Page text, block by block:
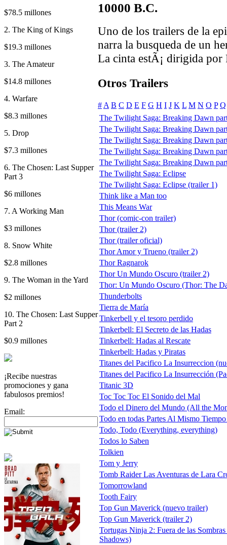
$78.5 millones
2. The King of Kings
$19.3 millones
3. The Amateur
$14.8 millones
4. Warfare
$8.3 millones
5. Drop
$7.3 millones
6. The Chosen: Last Supper
Part 3
$6 millones
7. A Working Man
$3 millones
8. Snow White
$2.8 millones
9. The Woman in the Yard
$2 millones
10. The Chosen: Last Supper
Part 2
$0.9 millones
¡Recibe nuestras
promociones y gana
fabulosos premios!
Email:
10000 B.C.
Uno de los trailers de la
narra la busqueda de un
La cinta estÃ¡ dirigida por
Otros Trailers
# A B C D E F G H I J K L M N O P Q
The Twilight Saga: Breaking Dawn
The Twilight Saga: Breaking Dawn
The Twilight Saga: Breaking Dawn
The Twilight Saga: Breaking Dawn
The Twilight Saga: Breaking Dawn
The Twilight Saga: Eclipse
The Twilight Saga: Eclipse (trailer 1)
Think like a Man too
This Means War
Thor (comic-con trailer)
Thor (trailer 2)
Thor (trailer oficial)
Thor Amor y Trueno (trailer 2)
Thor Ragnarok
Thor Un Mundo Oscuro (trailer 2)
Thor: Un Mundo Oscuro (Thor: The
Thunderbolts
Tierra de María
Tinkerbell y el tesoro perdido
Tinkerbell: El Secreto de las Hadas
Tinkerbell: Hadas al Rescate
Tinkerbell: Hadas y Piratas
Titanes del Pacifico La Insurreccion
Titanes del Pacifico La Insurrección
Titanic 3D
Toc Toc Toc El Sonido del Mal
Todo el Dinero del Mundo (All the
Todo en todas Partes Al Mismo
Todo, Todo (Everything, everything)
Todos lo Saben
Tolkien
Tom y Jerry
Tomb Raider Las Aventuras de Lara
Tomorrowland
Tooth Fairy
Top Gun Maverick (nuevo trailer)
Top Gun Maverick (trailer 2)
Tortugas Ninja 2: Fuera de las
Shadows)